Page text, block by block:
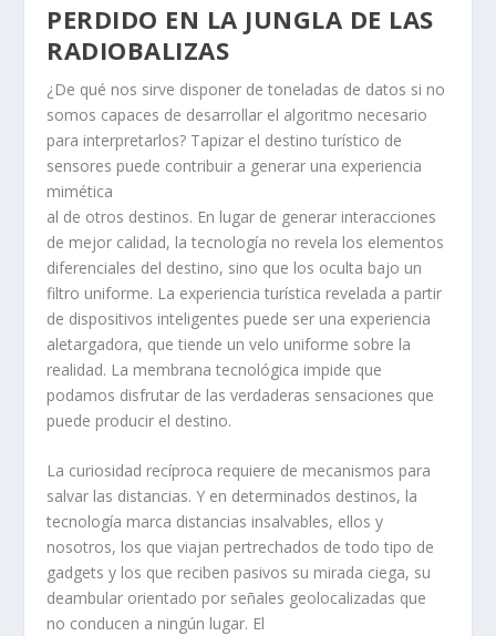
PERDIDO EN LA JUNGLA DE LAS
RADIOBALIZAS
¿De qué nos sirve disponer de toneladas de datos si no
somos capaces de desarrollar el algoritmo necesario
para interpretarlos? Tapizar el destino turístico de
sensores puede contribuir a generar una experiencia
mimética
al de otros destinos. En lugar de generar interacciones
de mejor calidad, la tecnología no revela los elementos
diferenciales del destino, sino que los oculta bajo un
filtro uniforme. La experiencia turística revelada a partir
de dispositivos inteligentes puede ser una experiencia
aletargadora, que tiende un velo uniforme sobre la
realidad. La membrana tecnológica impide que
podamos disfrutar de las verdaderas sensaciones que
puede producir el destino.
La curiosidad recíproca requiere de mecanismos para
salvar las distancias. Y en determinados destinos, la
tecnología marca distancias insalvables, ellos y
nosotros, los que viajan pertrechados de todo tipo de
gadgets y los que reciben pasivos su mirada ciega, su
deambular orientado por señales geolocalizadas que
no conducen a ningún lugar. El